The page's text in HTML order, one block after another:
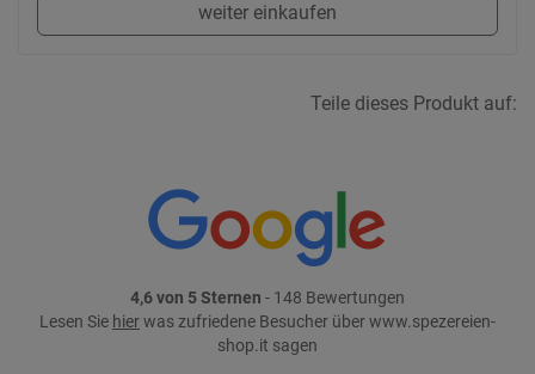
weiter einkaufen
Teile dieses Produkt auf:
4,6 von 5 Sternen - 148 Bewertungen
Lesen Sie hierwas zufriedene Besucher über www.spezereien-
shop.it sagen